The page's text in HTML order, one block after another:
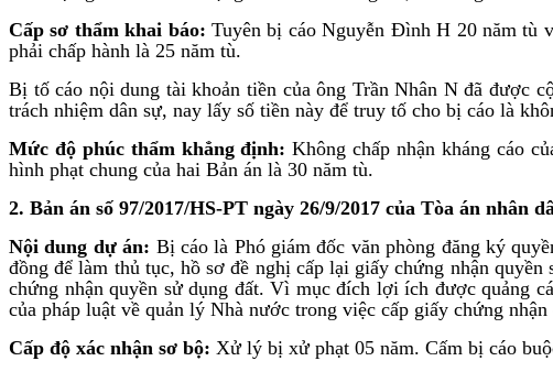
Cấp sơ thẩm khai báo: Tuyên bị cáo Nguyễn Đình H 20 năm tù
phải chấp hành là 25 năm tù.
Bị tố cáo nội dung tài khoản tiền của ông Trần Nhân N đã được
trách nhiệm dân sự, nay lấy số tiền này để truy tố cho bị cáo là
Mức độ phúc thẩm khẳng định: Không chấp nhận kháng cáo
hình phạt chung của hai Bản án là 30 năm tù.
2. Bản án số 97/2017/HS-PT ngày 26/9/2017 của Tòa án nhân
Nội dung dự án: Bị cáo là Phó giám đốc văn phòng đăng ký
đồng để làm thủ tục, hồ sơ đề nghị cấp lại giấy chứng nhận
chứng nhận quyền sử dụng đất. Vì mục đích lợi ích được quảng
của pháp luật về quản lý Nhà nước trong việc cấp giấy chứng nhận
Cấp độ xác nhận sơ bộ: Xử lý bị xử phạt 05 năm. Cấm bị cáo